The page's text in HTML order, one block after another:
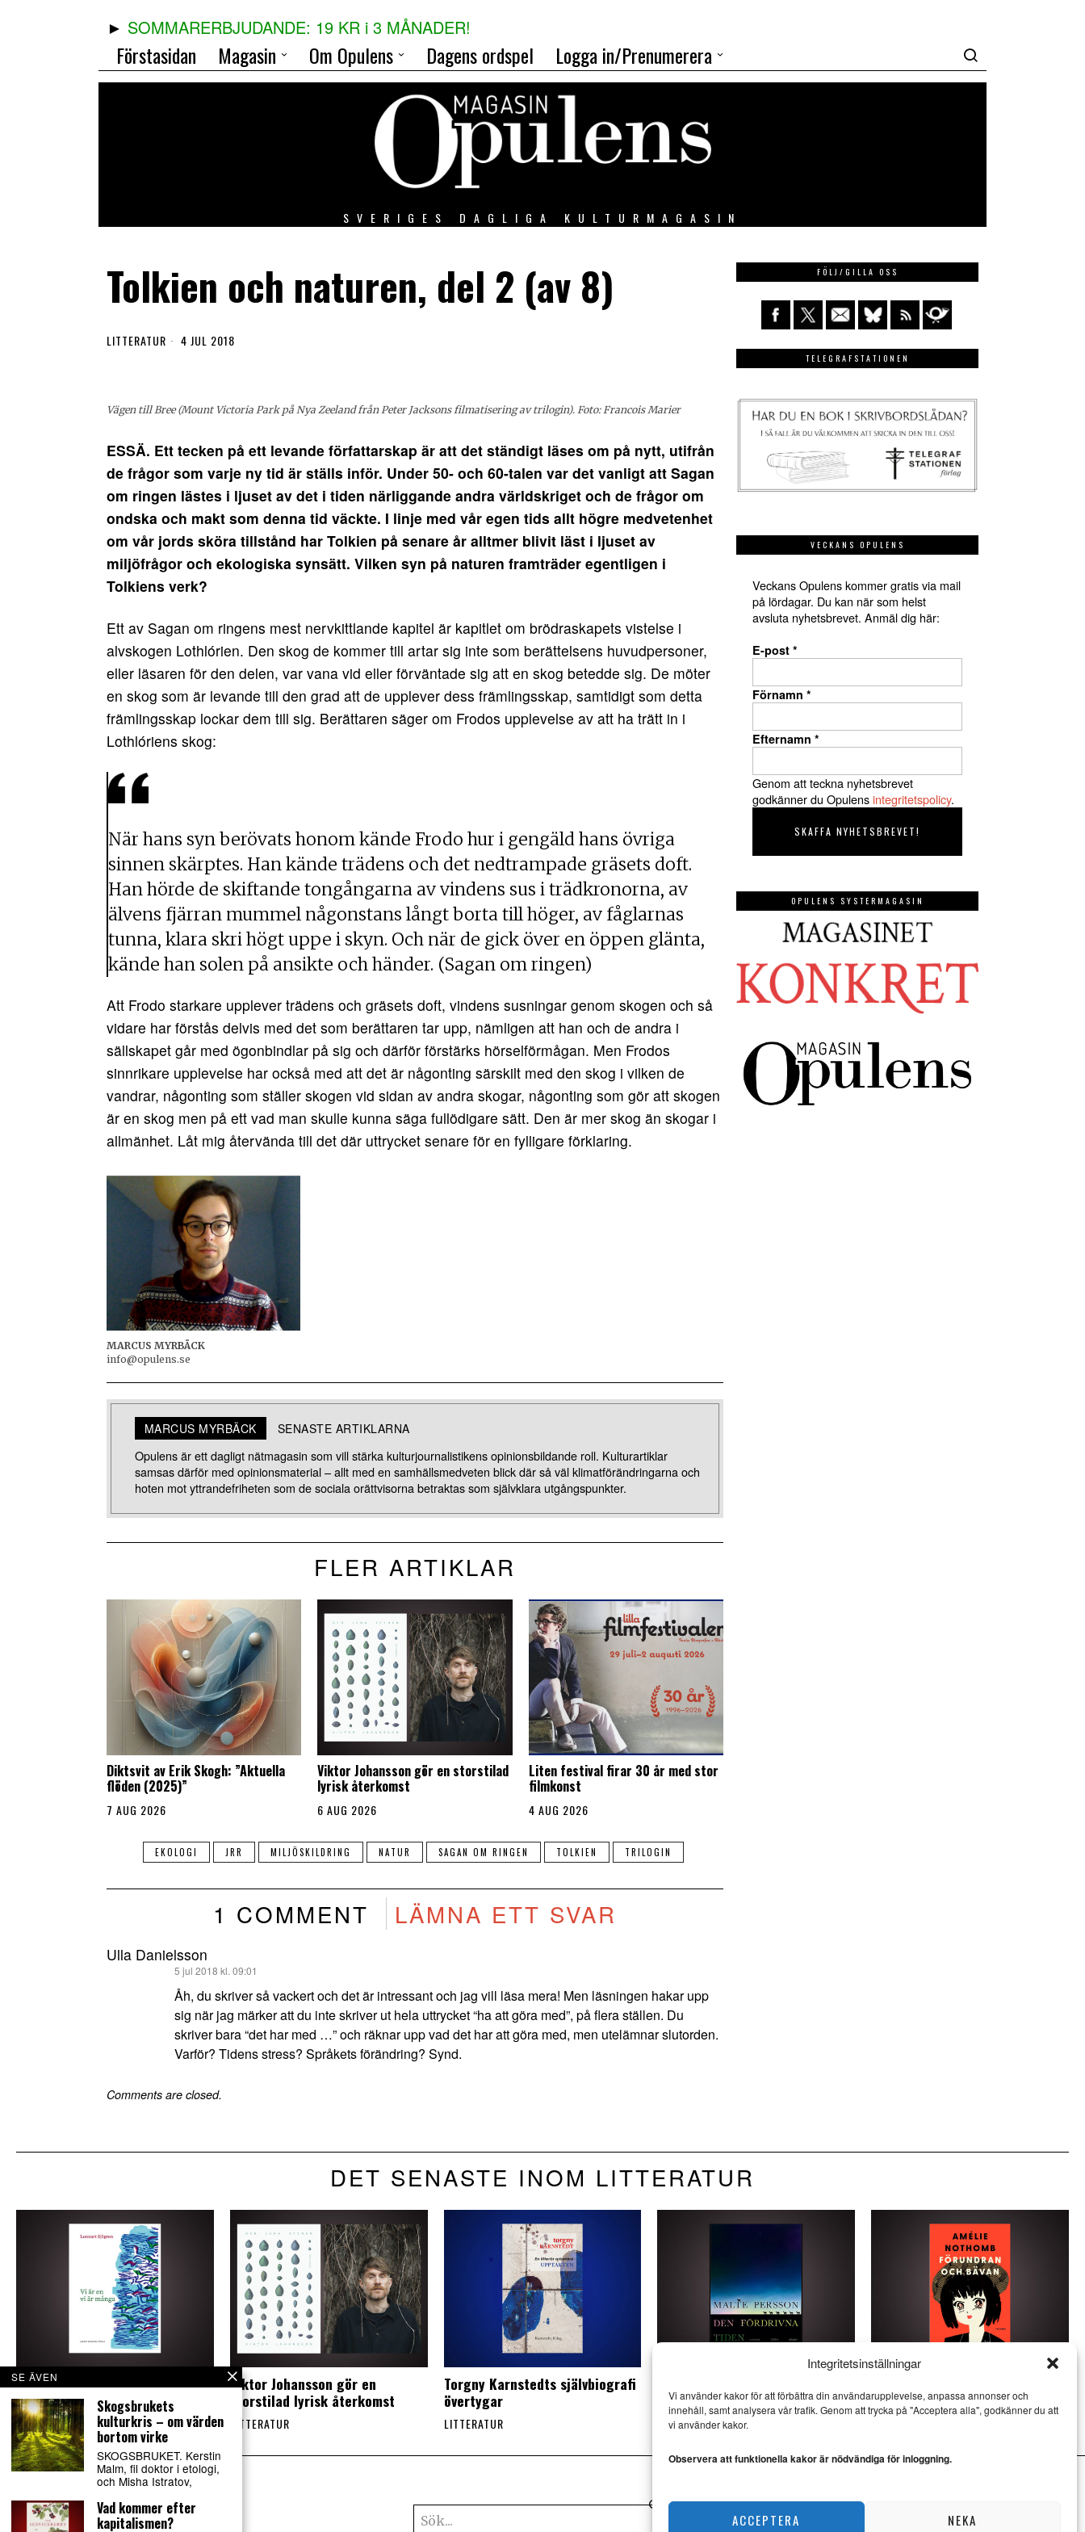
Integritetsinställningar
Vi använder kakor för att förbättra din användarupplevelse, anpassa annonser och
innehåll, samt analysera vår trafik. Genom att trycka på "Acceptera alla", godkänner du att
vi använder kakor.
Observera att funktionella kakor är nödvändiga för inloggning.
ACCEPTERA NEKA
SOMMARERBJUDANDE: 19 KR i 3 MÅNADER!
Förstasidan Magasin Om Opulens Dagens ordspel Logga in/Prenumerera
SVERIGES DAGLIGA KULTURMAGASIN
Tolkien och naturen, del 2 (av 8)
LITTERATUR 4 JUL 2018
Vägen till Bree (Mount Victoria Park på Nya Zeeland från Peter Jacksons filmatisering av trilogin). Foto: Francois Marier
ESSÄ. Ett tecken på ett levande författarskap är att det ständigt läses om på nytt, utifrån
de frågor som varje ny tid är ställs inför. Under 50- och 60-talen var det vanligt att Sagan
om ringen lästes i ljuset av det i tiden närliggande andra världskriget och de frågor om
ondska och makt som denna tid väckte. I linje med vår egen tids allt högre medvetenhet
om vår jords sköra tillstånd har Tolkien på senare år alltmer blivit läst i ljuset av
miljöfrågor och ekologiska synsätt. Vilken syn på naturen framträder egentligen i
Tolkiens verk?
Ett av Sagan om ringens mest nervkittlande kapitel är kapitlet om brödraskapets vistelse i
alvskogen Lothlórien. Den skog de kommer till artar sig inte som berättelsens huvudpersoner,
eller läsaren för den delen, var vana vid eller förväntade sig att en skog betedde sig. De möter
en skog som är levande till den grad att de upplever dess främlingsskap, samtidigt som detta
främlingsskap lockar dem till sig. Berättaren säger om Frodos upplevelse av att ha trätt in i
Lothlóriens skog:
När hans syn berövats honom kände Frodo hur i gengäld hans övriga
sinnen skärptes. Han kände trädens och det nedtrampade gräsets doft.
Han hörde de skiftande tongångarna av vindens sus i trädkronorna, av
älvens fjärran mummel någonstans långt borta till höger, av fåglarnas
tunna, klara skri högt uppe i skyn. Och när de gick över en öppen glänta,
kände han solen på ansikte och händer. (Sagan om ringen)
Att Frodo starkare upplever trädens och gräsets doft, vindens susningar genom skogen och så
vidare har förstås delvis med det som berättaren tar upp, nämligen att han och de andra i
sällskapet går med ögonbindlar på sig och därför förstärks hörselförmågan. Men Frodos
sinnrikare upplevelse har också med att det är någonting särskilt med den skog i vilken de
vandrar, någonting som ställer skogen vid sidan av andra skogar, någonting som gör att skogen
är en skog men på ett vad man skulle kunna säga fullödigare sätt. Den är mer skog än skogar i
allmänhet. Låt mig återvända till det där uttrycket senare för en fylligare förklaring.
MARCUS MYRBÄCK
info@opulens.se
MARCUS MYRBÄCK SENASTE ARTIKLARNA
Opulens är ett dagligt nätmagasin som vill stärka kulturjournalistikens opinionsbildande roll. Kulturartiklar
samsas därför med opinionsmaterial – allt med en samhällsmedveten blick där så väl klimatförändringarna och
hoten mot yttrandefriheten som de sociala orättvisorna betraktas som självklara utgångspunkter.
FLER ARTIKLAR
Diktsvit av Erik Skogh: ”Aktuella
flöden (2025)”
7 AUG 2026
Viktor Johansson gör en storstilad
lyrisk återkomst
6 AUG 2026
Liten festival firar 30 år med stor
filmkonst
4 AUG 2026
EKOLOGI JRR MILJÖSKILDRING NATUR SAGAN OM RINGEN TOLKIEN TRILOGIN
1 COMMENT LÄMNA ETT SVAR
Ulla Danielsson
5 jul 2018 kl. 09:01
Åh, du skriver så vackert och det är intressant och jag vill läsa mera! Men läsningen hakar upp
sig när jag märker att du inte skriver ut hela uttrycket “ha att göra med”, på flera ställen. Du
skriver bara “det har med …” och räknar upp vad det har att göra med, men utelämnar slutorden.
Varför? Tidens stress? Språkets förändring? Synd.
Comments are closed.
FÖLJ/GILLA OSS
TELEGRAFSTATIONEN
VECKANS OPULENS
Veckans Opulens kommer gratis via mail
på lördagar. Du kan när som helst
avsluta nyhetsbrevet. Anmäl dig här:
E-post *
Förnamn *
Efternamn *
Genom att teckna nyhetsbrevet
godkänner du Opulensintegritetspolicy.
OPULENS SYSTERMAGASIN
DET SENASTE INOM LITTERATUR
Lennart Sjögren skriver
storartad poesi
LITTERATUR
Viktor Johansson gör en
storstilad lyrisk återkomst
LITTERATUR
Torgny Karnstedts självbiografi
övertygar
LITTERATUR
nonsenspoesi
LITTERATUR
kulturkrockar i Japan
SE ÄVEN
Skogsbrukets
kulturkris – om värden
bortom virke
SKOGSBRUKET. Kerstin
Malm, fil doktor i etologi,
och Misha Istratov,
Vad kommer efter
kapitalismen?